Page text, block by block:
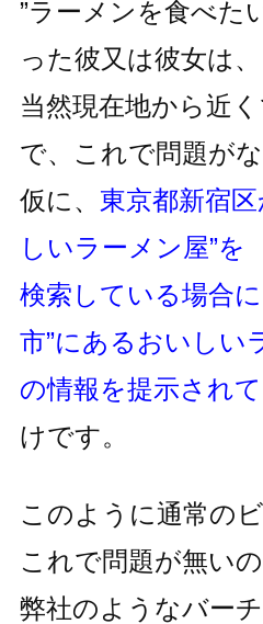
”ラーメンを食べた
った彼又は彼女は、
当然現在地から近
で、これで問題がな
仮に、 東京都新宿
しいラーメン屋”を
検索している場合
市”にあるおいしい
の情報を提示され
けです。
このように通常の
これで問題が無いの
弊社のようなバー